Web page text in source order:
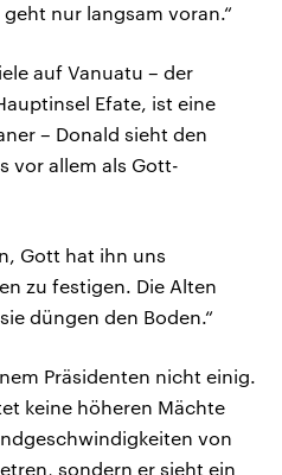
nur langsam voran.“
auf Vanuatu – der
Efate, ist eine
– Donald sieht den
vor allem als Gott-
Gott hat ihn uns
zu festigen. Die Alten
düngen den Boden.“
Präsidenten nicht einig.
keine höheren Mächte
von
sondern er sieht ein